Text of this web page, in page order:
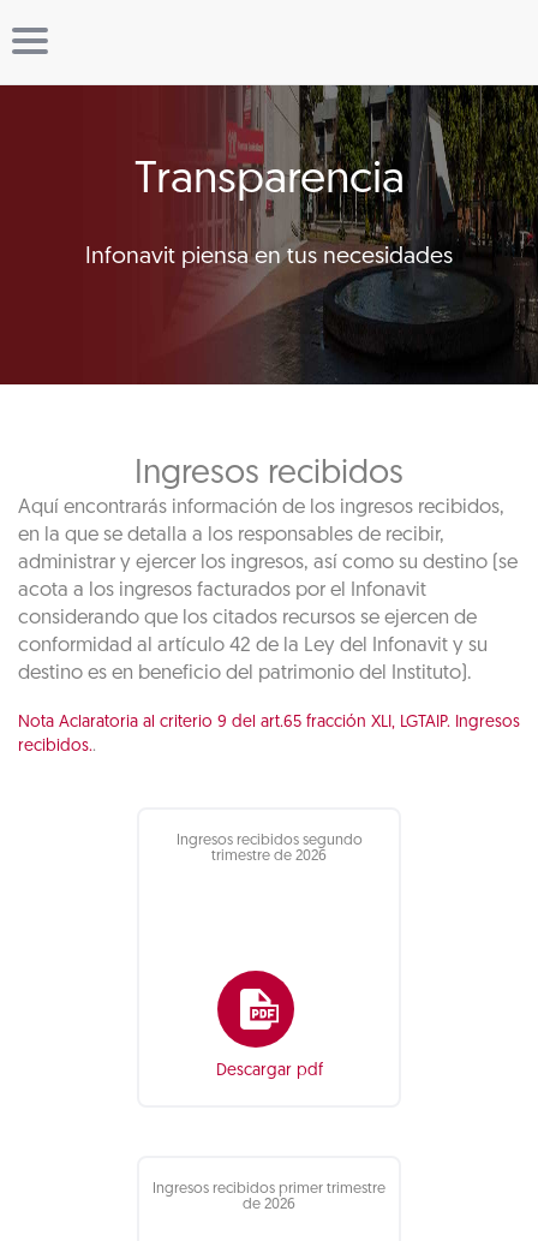
Transparencia
Infonavit piensa en tus necesidades
Ingresos recibidos
Aquí encontrarás información de los ingresos recibidos,
en la que se detalla a los responsables de recibir,
administrar y ejercer los ingresos, así como su destino (se
acota a los ingresos facturados por el Infonavit
considerando que los citados recursos se ejercen de
conformidad al artículo 42 de la Ley del Infonavit y su
destino es en beneficio del patrimonio del Instituto).
Nota Aclaratoria al criterio 9 del art.65 fracción XLI, LGTAIP. Ingresos
recibidos..
Ingresos recibidos segundo
trimestre de 2026
Descargar pdf
Ingresos recibidos primer trimestre
de 2026